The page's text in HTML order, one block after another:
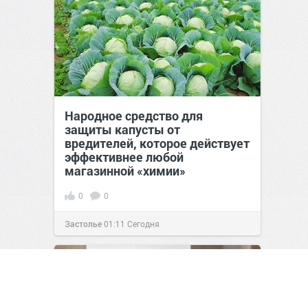
Народное средство для
защиты капусты от
вредителей, которое действует
эффективнее любой
магазинной «химии»
0 0
Застолье01:11 Сегодня